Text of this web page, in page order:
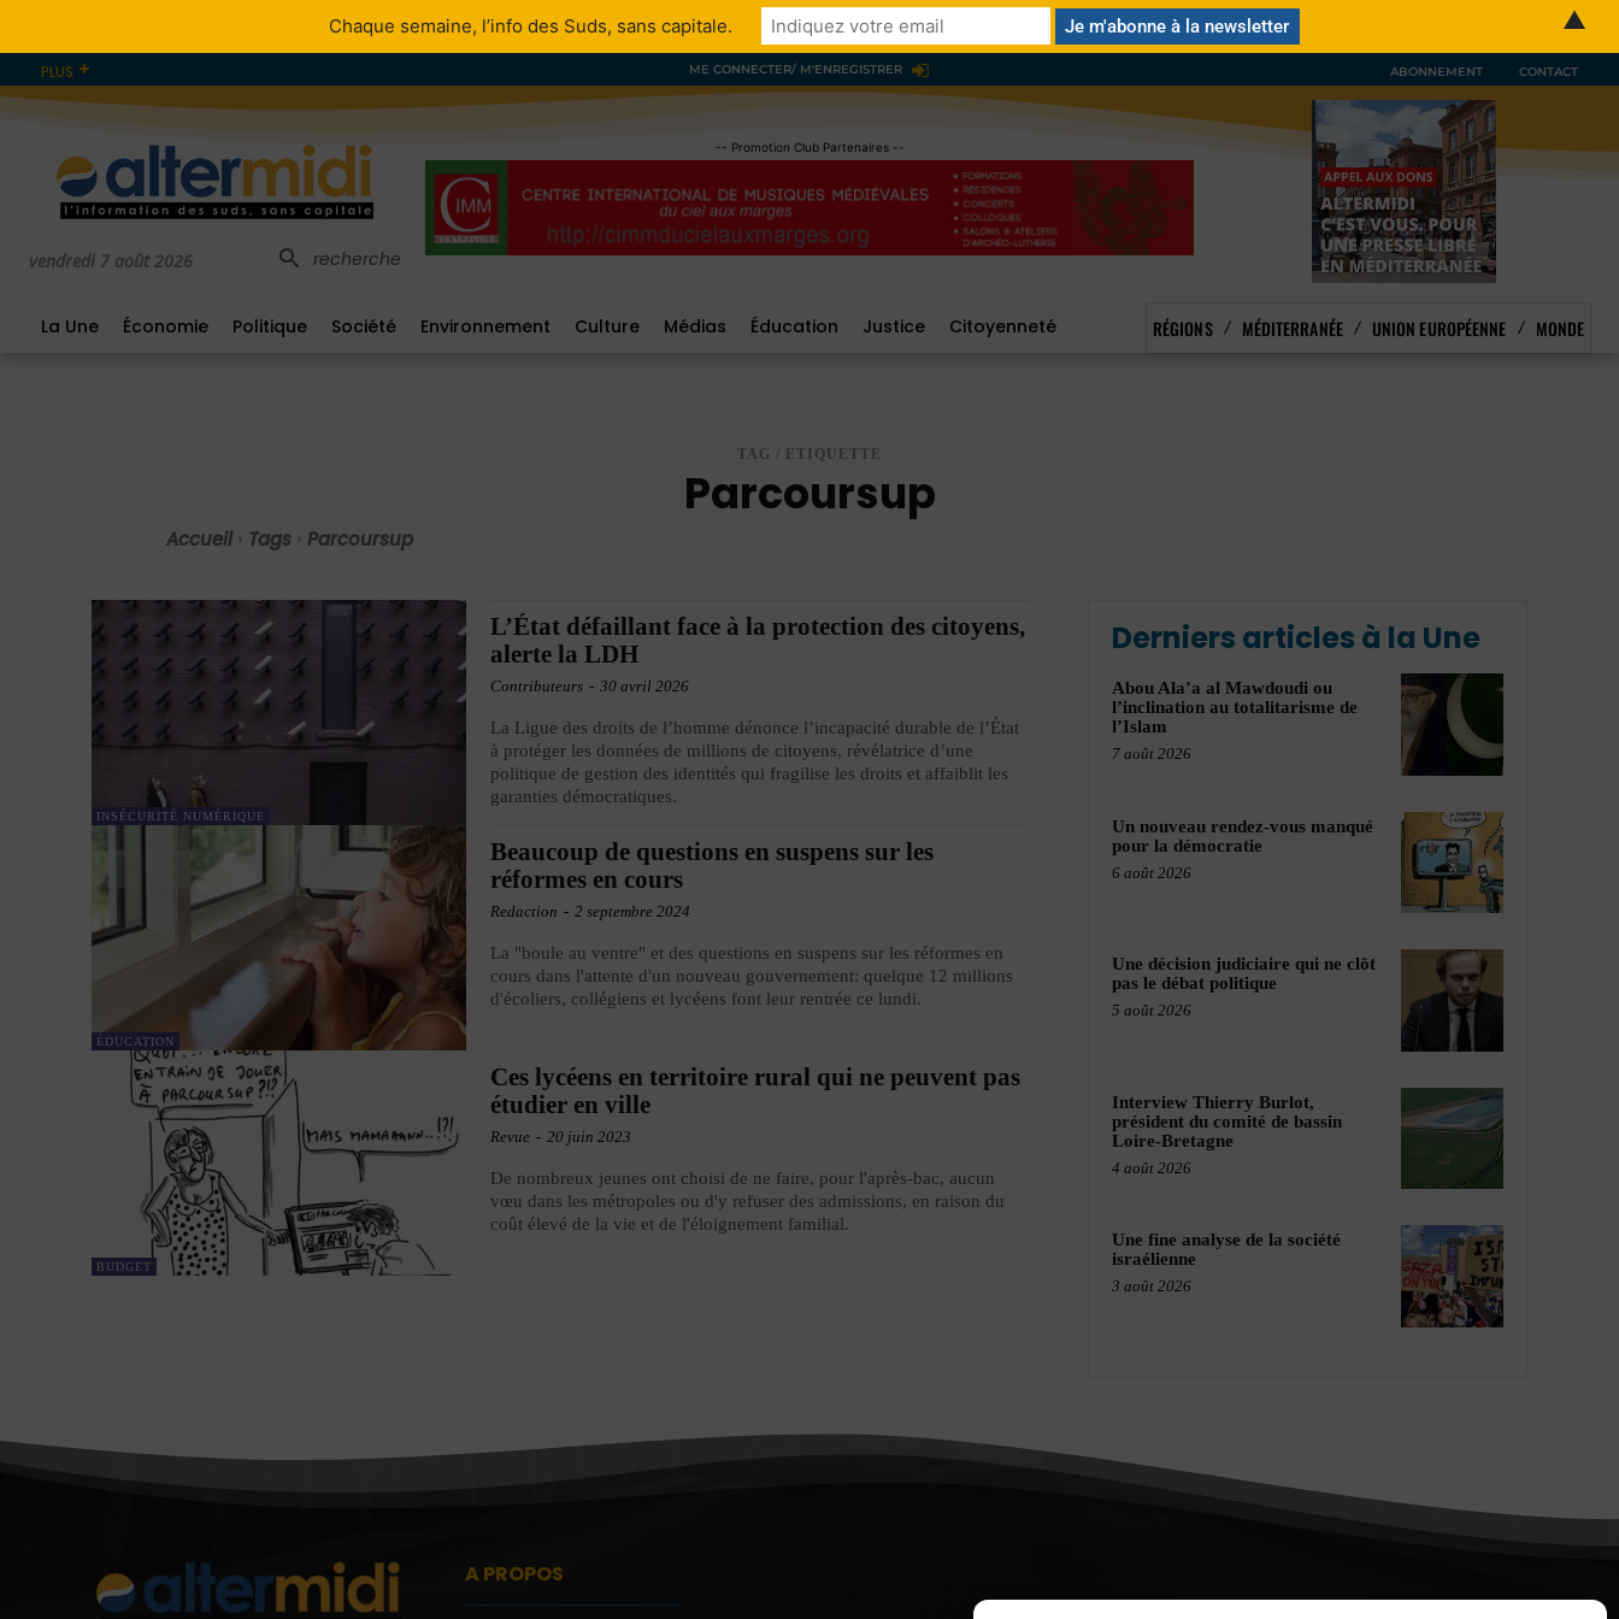
PLUS ME CONNECTER/ M'ENREGISTRER ABONNEMENT CONTACT
vendredi 7 août 2026 recherche
-- Promotion Club Partenaires --
La Une Économie Politique Société Environnement Culture Médias Éducation Justice Citoyenneté RÉGIONS MÉDITERRANÉE UNION EUROPÉENNE MONDE
TAG / ETIQUETTE
Parcoursup
Accueil Tags Parcoursup
INSÉCURITÉ NUMÉRIQUE
L’État défaillant face à la protection des citoyens,
alerte la LDH
Contributeurs - 30 avril 2026
La Ligue des droits de l’homme dénonce l’incapacité durable de l’État
à protéger les données de millions de citoyens, révélatrice d’une
politique de gestion des identités qui fragilise les droits et affaiblit les
garanties démocratiques.
ÉDUCATION
Beaucoup de questions en suspens sur les
réformes en cours
Redaction - 2 septembre 2024
La "boule au ventre" et des questions en suspens sur les réformes en
cours dans l'attente d'un nouveau gouvernement: quelque 12 millions
d'écoliers, collégiens et lycéens font leur rentrée ce lundi.
BUDGET
Ces lycéens en territoire rural qui ne peuvent pas
étudier en ville
Revue - 20 juin 2023
De nombreux jeunes ont choisi de ne faire, pour l'après-bac, aucun
vœu dans les métropoles ou d'y refuser des admissions, en raison du
coût élevé de la vie et de l'éloignement familial.
Derniers articles à la Une
Abou Ala’a al Mawdoudi ou
l’inclination au totalitarisme de
l’Islam
7 août 2026
Un nouveau rendez-vous manqué
pour la démocratie
6 août 2026
Une décision judiciaire qui ne clôt
pas le débat politique
5 août 2026
Interview Thierry Burlot,
président du comité de bassin
Loire-Bretagne
4 août 2026
Une fine analyse de la société
israélienne
3 août 2026
A PROPOS
Chaque semaine, l’info des Suds, sans capitale. ▲